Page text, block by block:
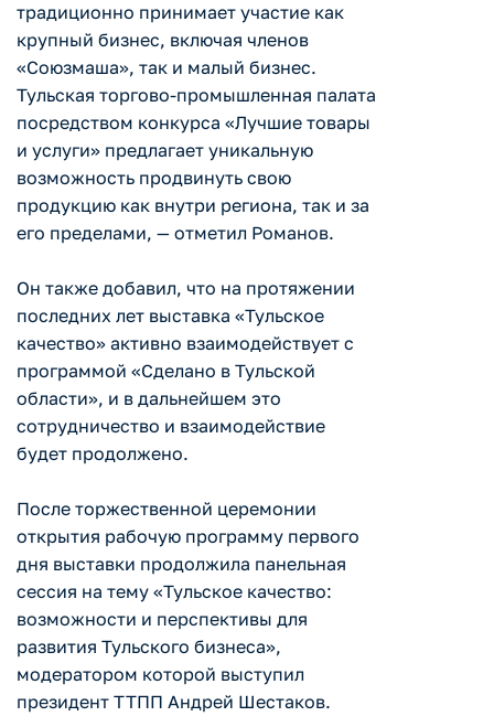
традиционно принимает участие как
крупный бизнес, включая членов
«Союзмаша», так и малый бизнес.
Тульская торгово-промышленная палата
посредством конкурса «Лучшие товары
и услуги» предлагает уникальную
возможность продвинуть свою
продукцию как внутри региона, так и за
его пределами, — отметил Романов.
Он также добавил, что на протяжении
последних лет выставка «Тульское
качество» активно взаимодействует с
программой «Сделано в Тульской
области», и в дальнейшем это
сотрудничество и взаимодействие
будет продолжено.
После торжественной церемонии
открытия рабочую программу первого
дня выставки продолжила панельная
сессия на тему «Тульское качество:
возможности и перспективы для
развития Тульского бизнеса»,
модератором которой выступил
президент ТТПП Андрей Шестаков.